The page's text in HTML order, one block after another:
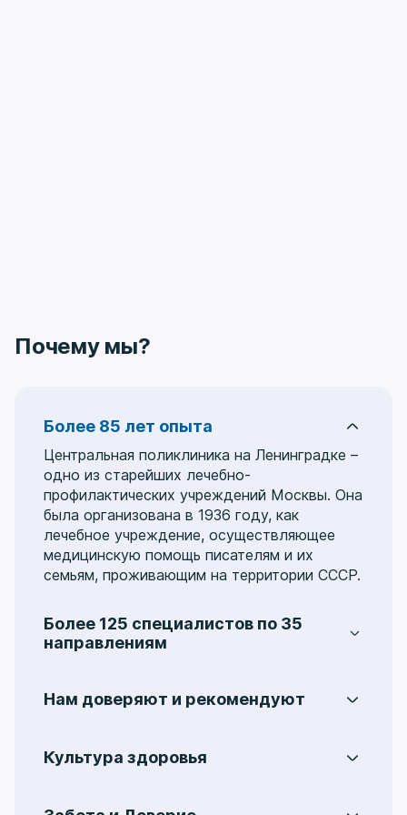
Почему мы?
Более 85 лет опыта
Центральная поликлиника на Ленинградке –
одно из старейших лечебно-
профилактических учреждений Москвы. Она
была организована в 1936 году, как
лечебное учреждение, осуществляющее
медицинскую помощь писателям и их
семьям, проживающим на территории СССР.
Более 125 специалистов по 35
направлениям
направлений, включая:
гастроэнтерологию ,гинекологию,
неврологию
отоларингологию ,офтальмологию
дерматологию,урологию
Нам доверяют и рекомендуют
обращаются в Центральную поликлинику на
Ленинградке и получают качественную
здоровьем. Здесь пациент чувствует
Культура здоровья
формированию культуры здоровья,